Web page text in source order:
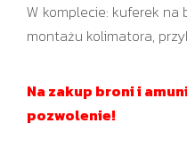
W komplecie: kuferek na
montażu kolimatora,
Na zakup broni i
pozwolenie!